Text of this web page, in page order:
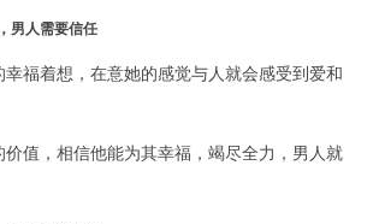
男人需要信任
幸福着想，在意她的感觉与人就会感受到爱和
价值，相信他能为其幸福，竭尽全力，男人就